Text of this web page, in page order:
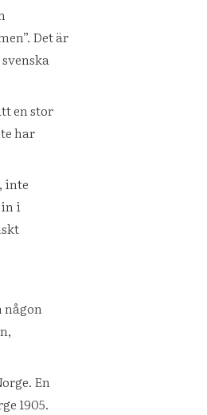
Det är
en stor
har
inte
i
någon
En
1905.